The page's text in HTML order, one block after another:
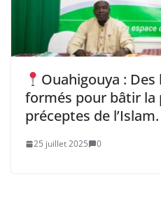
Ouahigouya :
formés pour bâtir la
préceptes de l’Islam.
25 juillet 2025 0